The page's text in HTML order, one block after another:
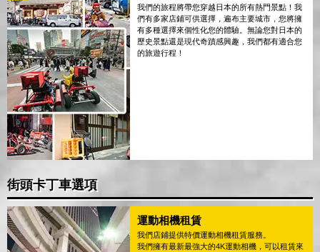
我們的旅程將帶您穿越日本的所有熱門景點！我
們有多家店鋪可供選擇，遍布主要城市，您將擁
有多種選擇來個性化您的體驗。無論您對日本的
歷史景點還是現代奇蹟感興趣，我們都有適合您
的旅遊行程！
街頭卡丁車選項
運動相機租賃
我們店鋪提供特價運動相機租賃服務。
我們擁有最新最強大的4K運動相機，可以租賃來